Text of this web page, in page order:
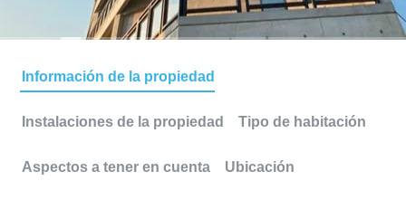
Información de la propiedad
Instalaciones de la propiedad Tipo de habitación
Aspectos a tener en cuenta Ubicación